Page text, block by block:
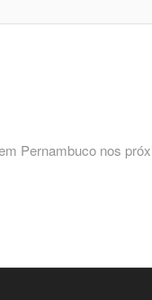
Pernambuco nos